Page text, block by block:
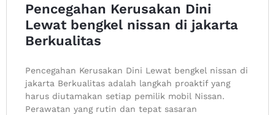
Pencegahan Kerusakan Dini
Lewat bengkel nissan di jakarta
Berkualitas
Pencegahan Kerusakan Dini Lewat bengkel nissan di
jakarta Berkualitas adalah langkah proaktif yang
harus diutamakan setiap pemilik mobil Nissan.
Perawatan yang rutin dan tepat sasaran